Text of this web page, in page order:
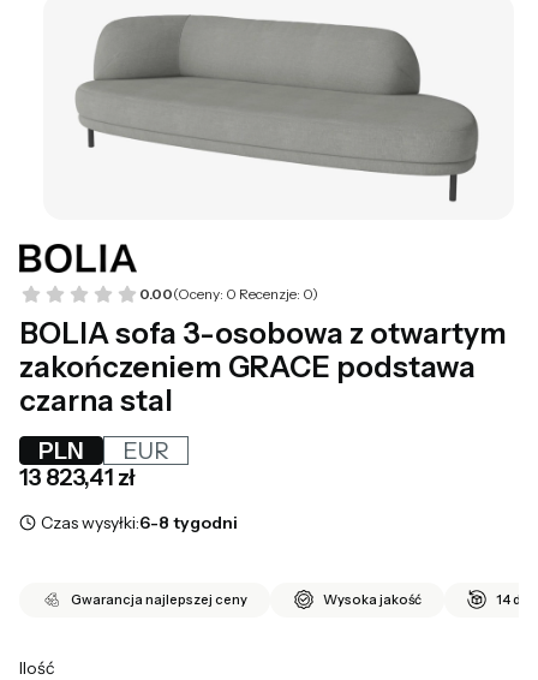
0.00(Oceny: 0 Recenzje: 0)
BOLIA sofa 3-osobowa z otwartym
zakończeniem GRACE podstawa
czarna stal
PLN
EUR
Cena
13 823,41 zł
Czas wysyłki:6-8 tygodni
Gwarancja najlepszej ceny Wysoka jakość 14 dni
Ilość